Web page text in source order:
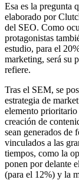
Esa es la pregunta
elaborado por
del SEO. Como
protagonistas
estudio, para el
marketing, será su
refiere.
Tras el SEM, se
estrategia de
elemento
creación de
sean generados de
vinculados a las
tiempos, como la
ponen por delante
(para el 12%) y la